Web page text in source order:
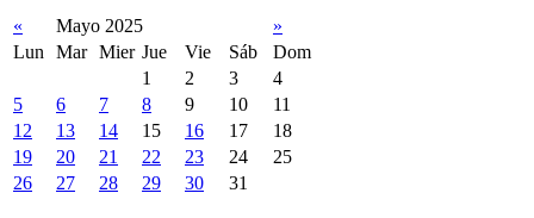
« Mayo 2025
»
Lun
Mar Mier Jue Vie Sáb
Dom
1
2 3
4
5
6 7 8 9 10
11
12
13 14 15 16 17
18
19
20 21 22 23 24
25
26
27 28 29 30 31